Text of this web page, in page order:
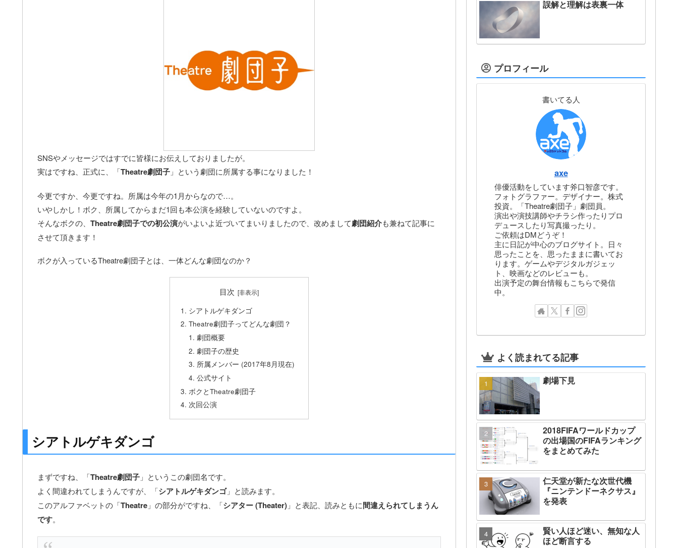
SNSやメッセージではすでに皆様にお伝えしておりましたが。
実はですね、正式に、「Theatre劇団子 」という劇団に所属する事になりました！
今更ですか、今更ですね。所属は今年の1月からなので…。
いやしかし！ボク、所属してからまだ1回も本公演を経験していないのですよ。
そんなボクの、 Theatre劇団子での初公演がいよいよ近づいてまいりましたので、改めまして劇団紹介も兼ねて記事に
させて頂きます！
ボクが入っているTheatre劇団子とは、一体どんな劇団なのか？
目次
シアトルゲキダンゴ
Theatre劇団子ってどんな劇団？
劇団概要
劇団子の歴史
所属メンバー (2017年8月現在)
公式サイト
ボクとTheatre劇団子
次回公演
シアトルゲキダンゴ
まずですね、「Theatre劇団子 」というこの劇団名です。
よく間違われてしまうんですが、「シアトルゲキダンゴ」と読みます。
このアルファベットの「Theatre 」の部分がですね、「シアター (Theater) 」と表記、読みともに間違えられてしまうん
です。
誤解と理解は表裏一体
プロフィール
書いてる人
axe
俳優活動をしています斧口智彦です。
フォトグラファー。デザイナー。株式
投資。「Theatre劇団子」劇団員。
演出や演技講師やチラシ作ったりプロ
デュースしたり写真撮ったり。
ご依頼はDMどうぞ！
主に日記が中心のブログサイト。日々
思ったことを、思ったままに書いてお
ります。ゲームやデジタルガジェッ
ト、映画などのレビューも。
出演予定の舞台情報もこちらで発信
中。
よく読まれてる記事
劇場下見
2018FIFAワールドカップ
の出場国のFIFAランキング
をまとめてみた
仁天堂が新たな次世代機
『ニンテンドーネクサス』
を発表
賢い人ほど迷い、無知な人
ほど断言する